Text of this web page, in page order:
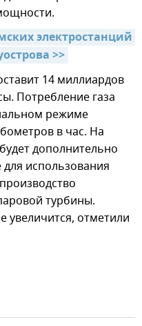
электростанций
>>
14 миллиардов
Потребление газа
режиме
в час. На
дополнительно
использования
турбины.
увеличится, отметили